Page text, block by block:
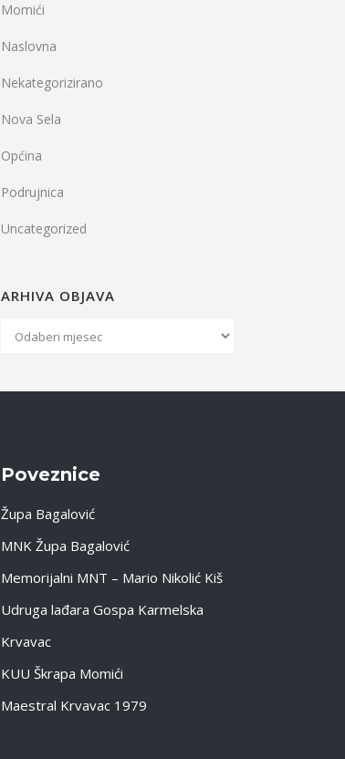
Momići
Naslovna
Nekategorizirano
Nova Sela
Općina
Podrujnica
Uncategorized
ARHIVA OBJAVA
Arhiva
Poveznice
Župa Bagalović
MNK Župa Bagalović
Memorijalni MNT – Mario Nikolić Kiš
Udruga lađara Gospa Karmelska
Krvavac
KUU Škrapa Momići
Maestral Krvavac 1979